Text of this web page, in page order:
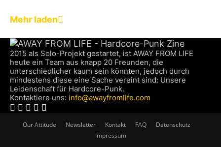
Mehr laden
2015 als Solo-Projekt gestartet, ist AWAY FROM LIFE
heute ein Team aus knapp 20 Freunden, die
unterschiedlicher kaum sein könnten, jedoch durch
mindestens diese eine Sache vereint sind: Unsere
Leidenschaft für Hardcore-Punk.
Kontaktiere uns: info@awayfromlife.com
Our Attitude Newsletter Kontakt FAQ
Datenschutz
Impressum